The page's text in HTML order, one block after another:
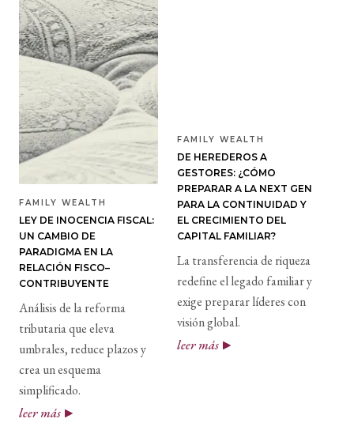
FAMILY WEALTH
LEY DE INOCENCIA FISCAL:
UN CAMBIO DE
PARADIGMA EN LA
RELACIÓN FISCO–
CONTRIBUYENTE
Análisis de la reforma
tributaria que eleva
umbrales, reduce plazos y
crea un esquema
simplificado.
leer más
FAMILY WEALTH
DE HEREDEROS A
GESTORES: ¿CÓMO
PREPARAR A LA NEXT GEN
PARA LA CONTINUIDAD Y
EL CRECIMIENTO DEL
CAPITAL FAMILIAR?
La transferencia de riqueza
redefine el legado familiar y
exige preparar líderes con
visión global.
leer más